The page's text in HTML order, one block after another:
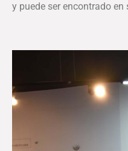
y puede ser encontrado